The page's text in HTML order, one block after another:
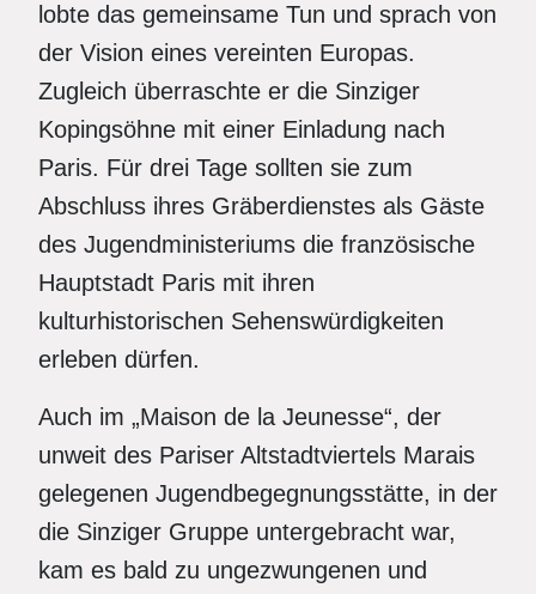
lobte das gemeinsame Tun und sprach von
der Vision eines vereinten Europas.
Zugleich überraschte er die Sinziger
Kopingsöhne mit einer Einladung nach
Paris. Für drei Tage sollten sie zum
Abschluss ihres Gräberdienstes als Gäste
des Jugendministeriums die französische
Hauptstadt Paris mit ihren
kulturhistorischen Sehenswürdigkeiten
erleben dürfen.
Auch im „Maison de la Jeunesse“, der
unweit des Pariser Altstadtviertels Marais
gelegenen Jugendbegegnungsstätte, in der
die Sinziger Gruppe untergebracht war,
kam es bald zu ungezwungenen und